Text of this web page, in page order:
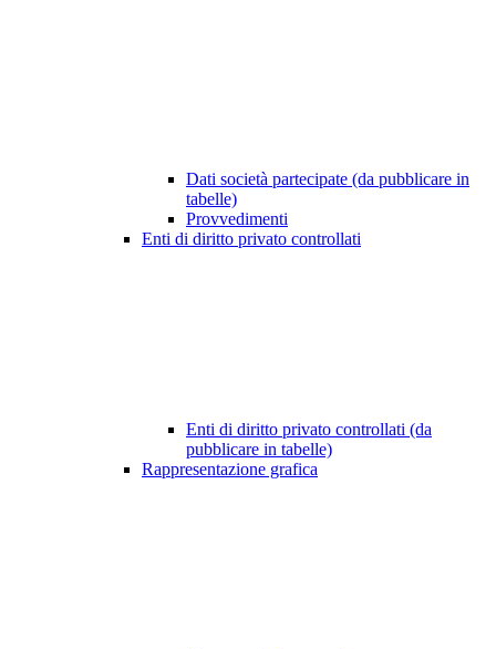
Dati società partecipate (da pubblicare in
tabelle)
Provvedimenti
Enti di diritto privato controllati
Enti di diritto privato controllati (da
pubblicare in tabelle)
Rappresentazione grafica